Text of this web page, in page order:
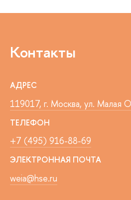
Контакты
АДРЕС
119017, г. Москва, ул. Малая
ТЕЛЕФОН
+7 (495) 916-88-69
ЭЛЕКТРОННАЯ ПОЧТА
weia@hse.ru